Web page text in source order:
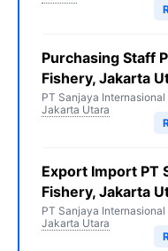
Purchasing Staff
Fishery, Jakarta
PT Sanjaya Internasional
Jakarta Utara
Export Import PT
Fishery, Jakarta
PT Sanjaya Internasional
Jakarta Utara